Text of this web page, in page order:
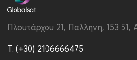
Πλουτάρχου 21, Παλλήνη, 153 51,
T. (+30) 2106666475